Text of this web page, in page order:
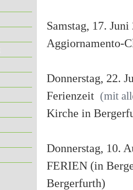
Samstag, 17.
Aggiornamento-
Donnerstag, 22.
Ferienzeit (mit
Kirche in
Donnerstag, 10.
FERIEN (in
Bergerfurth)